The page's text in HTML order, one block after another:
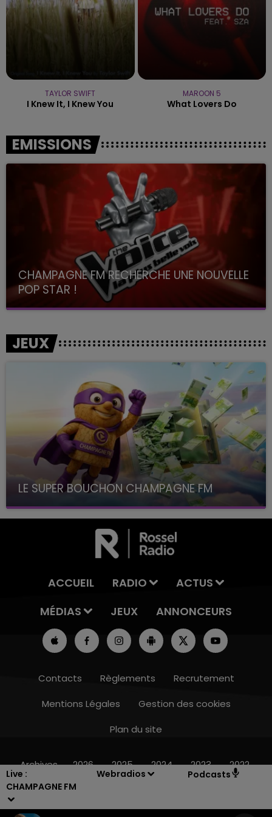
Live :
CHAMPAGNE FM
Webradios Podcasts
15h00 - 19h00
TAYLOR SWIFT
I Knew It, I Knew You
MAROON 5
What Lovers Do
EMISSIONS
CHAMPAGNE FM RECHERCHE UNE NOUVELLE
POP STAR !
Toute la journée sur Champagne FM
JEUX
LE SUPER BOUCHON CHAMPAGNE FM
avec La Famille Champagne FM, à 8H10
ACCUEIL RADIO
ACTUS
MÉDIAS
JEUX ANNONCEURS
Contacts Règlements
Recrutement
Mentions Légales
Gestion des cookies
Plan du site
Archives 2026 2025 2024 2023 2022